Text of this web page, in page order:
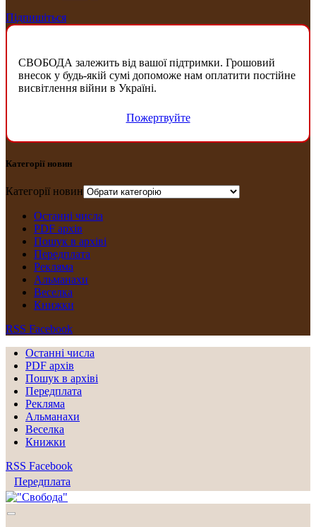
Підпишіться
СВОБОДА залежить від вашої підтримки. Грошовий
внесок у будь-якій сумі допоможе нам оплатити постійне
висвітлення війни в Україні.
Пожертвуйте
Категорії новин
Категорії новин
Останні числа
PDF архів
Пошук в архіві
Передплата
Рекляма
Альманахи
Веселка
Книжки
RSS Facebook
Останні числа
PDF архів
Пошук в архіві
Передплата
Рекляма
Альманахи
Веселка
Книжки
RSS Facebook
Передплата